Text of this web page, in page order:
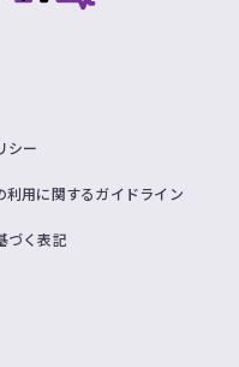
シー
利用に関するガイドライン
づく表記